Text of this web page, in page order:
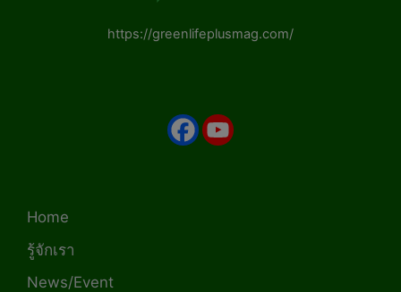
https://greenlifeplusmag.com/
Home
รู้จักเรา
News/Event